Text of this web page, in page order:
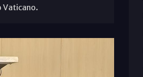
Vaticano.